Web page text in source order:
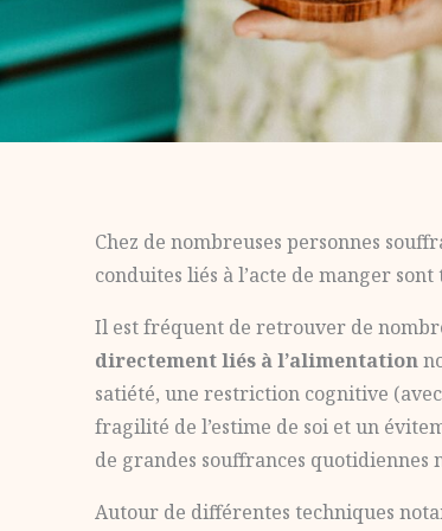
Chez de nombreuses personnes
conduites liés à l’acte de manger
Il est fréquent de retrouver de
directement liés à l’alimentation
satiété, une restriction cognitive
fragilité de l’estime de soi et un
de grandes souffrances
Autour de différentes techniques